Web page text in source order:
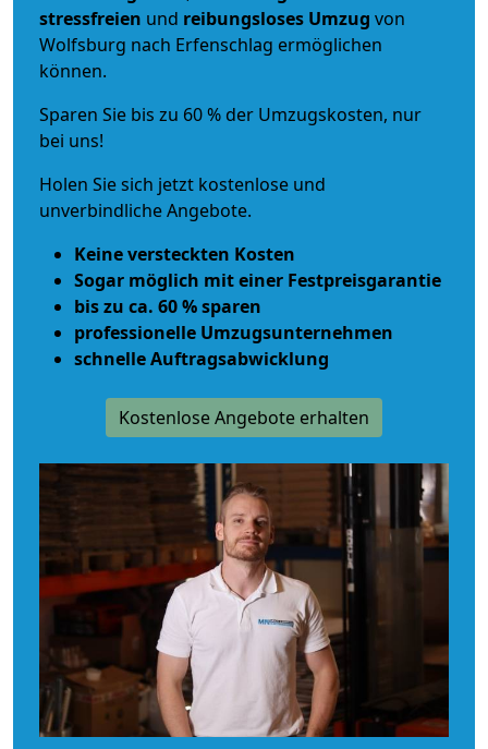
stressfreien und reibungsloses Umzug von
Wolfsburg nach Erfenschlag ermöglichen
können.
Sparen Sie bis zu 60 % der Umzugskosten, nur
bei uns!
Holen Sie sich jetzt kostenlose und
unverbindliche Angebote.
Keine versteckten Kosten
Sogar möglich mit einer Festpreisgarantie
bis zu ca. 60 % sparen
professionelle Umzugsunternehmen
schnelle Auftragsabwicklung
Kostenlose Angebote erhalten